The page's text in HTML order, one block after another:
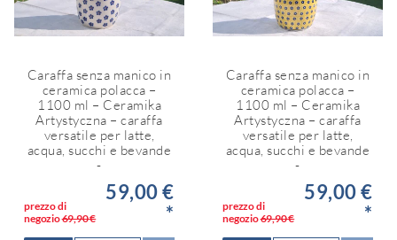
Caraffa senza manico in
ceramica polacca –
1100 ml – Ceramika
Artystyczna – caraffa
versatile per latte,
acqua, succhi e bevande
-
prezzo di
negozio69,90 €
59,00 €
*
Caraffa senza manico in
ceramica polacca –
1100 ml – Ceramika
Artystyczna – caraffa
versatile per latte,
acqua, succhi e bevande
-
prezzo di
negozio69,90 €
59,00 €
*